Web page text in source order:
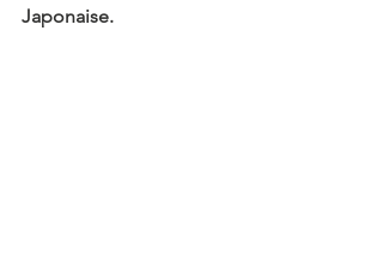
Japonaise.